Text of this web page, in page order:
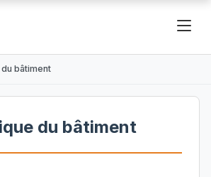
bâtiment
du bâtiment